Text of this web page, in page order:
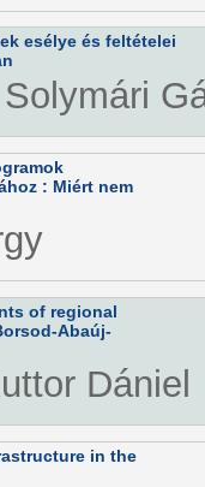
esélye és feltételei
: Miért nem
of regional
Abaúj-
Dániel
in the